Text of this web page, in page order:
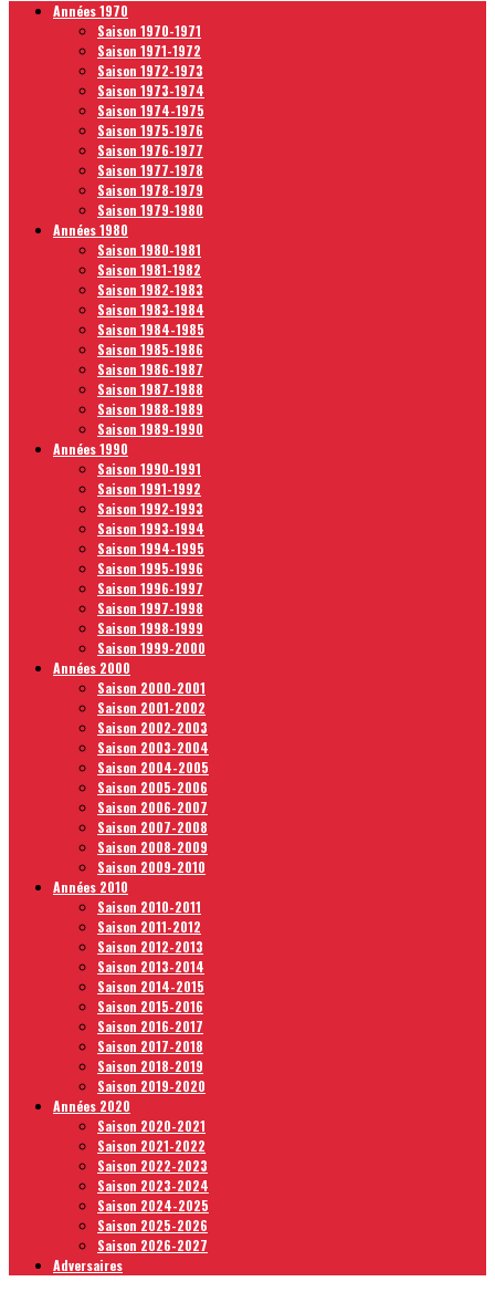
Années 1970
Saison 1970-1971
Saison 1971-1972
Saison 1972-1973
Saison 1973-1974
Saison 1974-1975
Saison 1975-1976
Saison 1976-1977
Saison 1977-1978
Saison 1978-1979
Saison 1979-1980
Années 1980
Saison 1980-1981
Saison 1981-1982
Saison 1982-1983
Saison 1983-1984
Saison 1984-1985
Saison 1985-1986
Saison 1986-1987
Saison 1987-1988
Saison 1988-1989
Saison 1989-1990
Années 1990
Saison 1990-1991
Saison 1991-1992
Saison 1992-1993
Saison 1993-1994
Saison 1994-1995
Saison 1995-1996
Saison 1996-1997
Saison 1997-1998
Saison 1998-1999
Saison 1999-2000
Années 2000
Saison 2000-2001
Saison 2001-2002
Saison 2002-2003
Saison 2003-2004
Saison 2004-2005
Saison 2005-2006
Saison 2006-2007
Saison 2007-2008
Saison 2008-2009
Saison 2009-2010
Années 2010
Saison 2010-2011
Saison 2011-2012
Saison 2012-2013
Saison 2013-2014
Saison 2014-2015
Saison 2015-2016
Saison 2016-2017
Saison 2017-2018
Saison 2018-2019
Saison 2019-2020
Années 2020
Saison 2020-2021
Saison 2021-2022
Saison 2022-2023
Saison 2023-2024
Saison 2024-2025
Saison 2025-2026
Saison 2026-2027
Adversaires